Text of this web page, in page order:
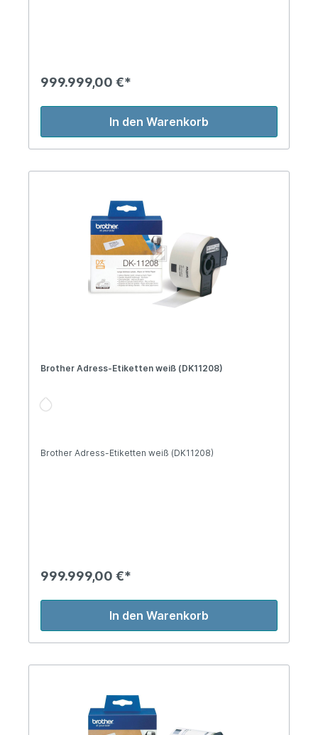
999.999,00 €*
In den Warenkorb
Brother Adress-Etiketten weiß (DK11208)
Brother Adress-Etiketten weiß (DK11208)
999.999,00 €*
In den Warenkorb